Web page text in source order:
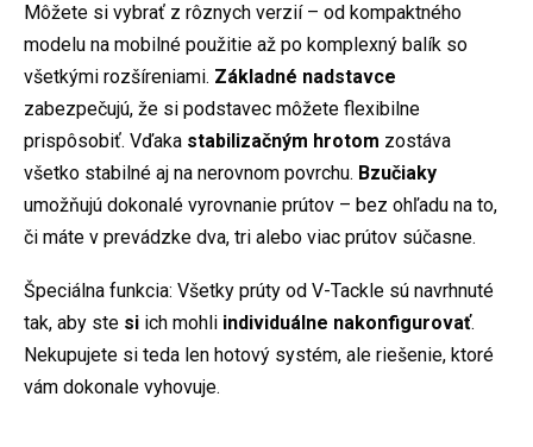
Môžete si vybrať z rôznych verzií – od kompaktného
modelu na mobilné použitie až po komplexný balík so
všetkými rozšíreniami. Základné nadstavce
zabezpečujú, že si podstavec môžete flexibilne
prispôsobiť. Vďaka stabilizačným hrotom zostáva
všetko stabilné aj na nerovnom povrchu. Bzučiaky
umožňujú dokonalé vyrovnanie prútov – bez ohľadu na to,
či máte v prevádzke dva, tri alebo viac prútov súčasne.
Špeciálna funkcia: Všetky prúty od V-Tackle sú navrhnuté
tak, aby ste si ich mohli individuálne nakonfigurovať.
Nekupujete si teda len hotový systém, ale riešenie, ktoré
vám dokonale vyhovuje.